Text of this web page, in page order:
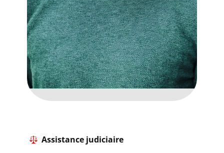
​ Assistance judiciaire